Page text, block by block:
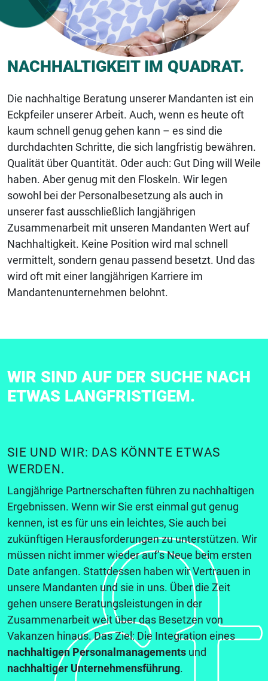
NACHHALTIGKEIT IM QUADRAT.
Die nachhaltige Beratung unserer Mandanten ist ein
Eckpfeiler unserer Arbeit. Auch, wenn es heute oft
kaum schnell genug gehen kann – es sind die
durchdachten Schritte, die sich langfristig bewähren.
Qualität über Quantität. Oder auch: Gut Ding will Weile
haben. Aber genug mit den Floskeln. Wir legen
sowohl bei der Personalbesetzung als auch in
unserer fast ausschließlich langjährigen
Zusammenarbeit mit unseren Mandanten Wert auf
Nachhaltigkeit. Keine Position wird mal schnell
vermittelt, sondern genau passend besetzt. Und das
wird oft mit einer langjährigen Karriere im
Mandantenunternehmen belohnt.
WIR SIND AUF DER SUCHE NACH
ETWAS LANGFRISTIGEM.
SIE UND WIR: DAS KÖNNTE ETWAS
WERDEN.
Langjährige Partnerschaften führen zu nachhaltigen
Ergebnissen. Wenn wir Sie erst einmal gut genug
kennen, ist es für uns ein leichtes, Sie auch bei
zukünftigen Herausforderungen zu unterstützen. Wir
müssen nicht immer wieder auf’s Neue beim ersten
Date anfangen. Stattdessen haben wir Vertrauen in
unsere Mandanten und sie in uns. Über die Zeit
gehen unsere Beratungsleistungen in der
Zusammenarbeit weit über das Besetzen von
Vakanzen hinaus. Das Ziel: Die Integration eines
nachhaltigen Personalmanagements und
nachhaltiger Unternehmensführung.